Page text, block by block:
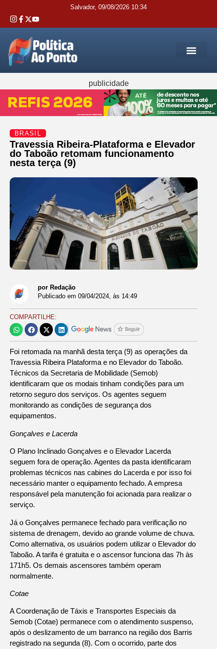
Salvador, 09/08/2026 10:34
publicidade
BRASIL
Travessia Ribeira-Plataforma e Elevador
do Taboão retomam funcionamento
nesta terça (9)
por Redação
Publicado em 09/04/2024, às 14:49
COMPARTILHE:
Foi retomada na manhã desta terça (9) as operações da
Travessia Ribeira Plataforma e no Elevador do Taboão.
Técnicos da Secretaria de Mobilidade (Semob)
identificaram que os modais tinham condições para um
retorno seguro dos serviços. Os agentes seguem
monitorando as condições de segurança dos
equipamentos.
Gonçalves e Lacerda
O Plano Inclinado Gonçalves e o Elevador Lacerda
seguem fora de operação. Agentes da pasta identificaram
problemas técnicos nas cabines do Lacerda e por isso foi
necessário manter o equipamento fechado. A empresa
responsável pela manutenção foi acionada para realizar o
serviço.
Já o Gonçalves permanece fechado para verificação no
sistema de drenagem, devido ao grande volume de chuva.
Como alternativa, os usuários podem utilizar o Elevador do
Taboão. A tarifa é gratuita e o ascensor funciona das 7h às
171h5. Os demais ascensores também operam
normalmente.
Cotae
A Coordenação de Táxis e Transportes Especiais da
Semob (Cotae) permanece com o atendimento suspenso,
após o deslizamento de um barranco na região dos Barris
registrado na segunda (8). Com o ocorrido, parte dos